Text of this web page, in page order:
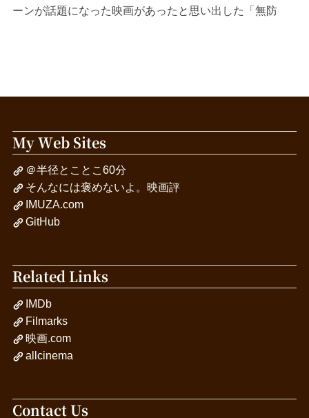
ーンが話題になった映画があったと思い出した「無防
My Web Sites
＠半径とことこ60分
そんなには褒めないよ。映画評
IMUZA.com
GitHub
Related Links
IMDb
Filmarks
映画.com
allcinema
Contact Us